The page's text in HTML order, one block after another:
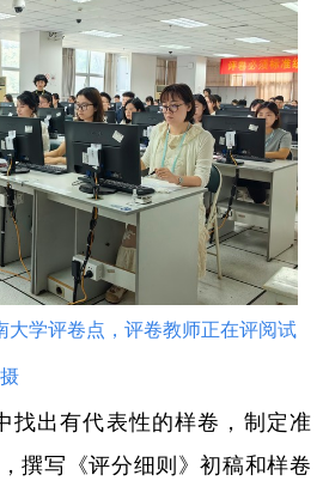
学评卷点，评卷教师正在评阅试
出有代表性的样卷，制定准
撰写《评分细则》初稿和样卷